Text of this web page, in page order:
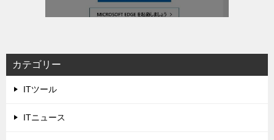
カテゴリー
ITツール
ITニュース